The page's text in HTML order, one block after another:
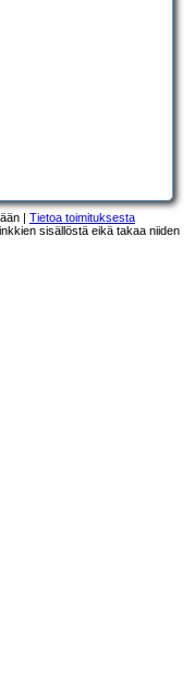
| Tietoa toimituksesta
sisällöstä eikä takaa niiden